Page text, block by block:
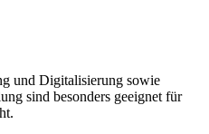
und Digitalisierung sowie
sind besonders geeignet für